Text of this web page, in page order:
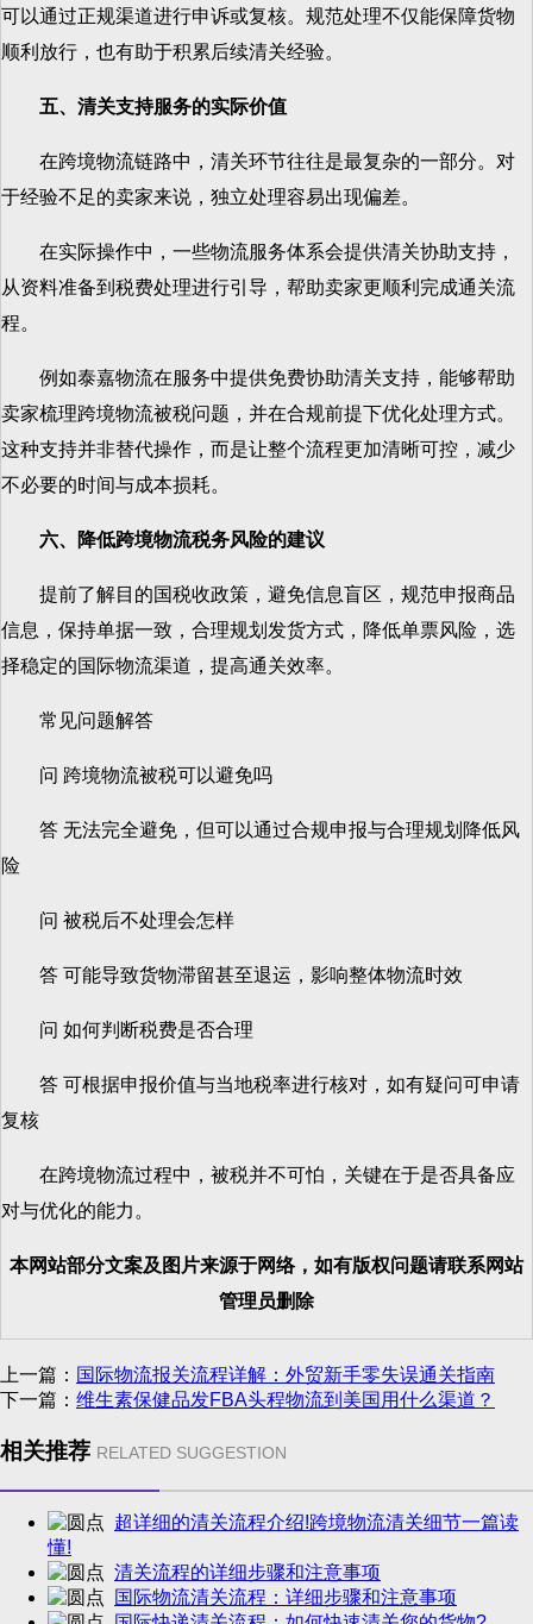
可以通过正规渠道进行申诉或复核。规范处理不仅能保障货物
顺利放行，也有助于积累后续清关经验。
五、清关支持服务的实际价值
在跨境物流链路中，清关环节往往是最复杂的一部分。对
于经验不足的卖家来说，独立处理容易出现偏差。
在实际操作中，一些物流服务体系会提供清关协助支持，
从资料准备到税费处理进行引导，帮助卖家更顺利完成通关流
程。
例如泰嘉物流在服务中提供免费协助清关支持，能够帮助
卖家梳理跨境物流被税问题，并在合规前提下优化处理方式。
这种支持并非替代操作，而是让整个流程更加清晰可控，减少
不必要的时间与成本损耗。
六、降低跨境物流税务风险的建议
提前了解目的国税收政策，避免信息盲区，规范申报商品
信息，保持单据一致，合理规划发货方式，降低单票风险，选
择稳定的国际物流渠道，提高通关效率。
常见问题解答
问 跨境物流被税可以避免吗
答 无法完全避免，但可以通过合规申报与合理规划降低风
险
问 被税后不处理会怎样
答 可能导致货物滞留甚至退运，影响整体物流时效
问 如何判断税费是否合理
答 可根据申报价值与当地税率进行核对，如有疑问可申请
复核
在跨境物流过程中，被税并不可怕，关键在于是否具备应
对与优化的能力。
本网站部分文案及图片来源于网络，如有版权问题请联系网站
管理员删除
上一篇： 国际物流报关流程详解：外贸新手零失误通关指南
下一篇： 维生素保健品发FBA头程物流到美国用什么渠道？
相关推荐 RELATED SUGGESTION
超详细的清关流程介绍!跨境物流清关细节一篇读
懂!
清关流程的详细步骤和注意事项
国际物流清关流程：详细步骤和注意事项